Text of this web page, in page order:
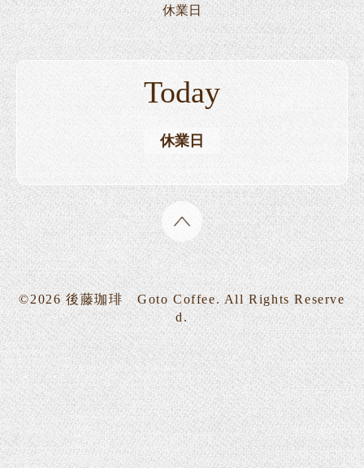
休業日
Today
休業日
©2026 後藤珈琲 Goto Coffee. All Rights Reserve
d.